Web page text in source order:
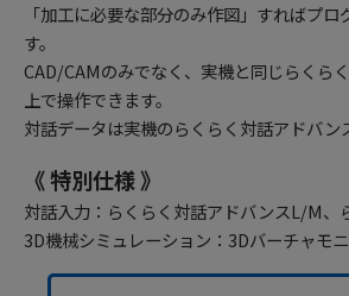
「加工に必要な部分のみ作図」すればプロ
す。
CAD/CAMのみでなく、実機と同じらくら
上で操作できます。
対話データは実機のらくらく対話アドバン
《 特別仕様 》
対話入力：らくらく対話アドバンスL/M、
3D機械シミュレーション：3Dバーチャモ